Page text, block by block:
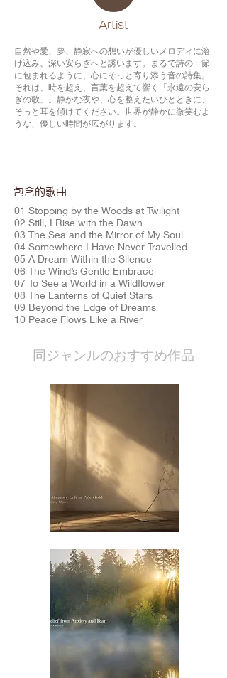
​Artist
自然や愛、夢、静寂への想いが優しいメロディに溶
け込み、深い安らぎへと誘います。まるで詩の一節
に包まれるように、心にそっと寄り添う音の詩集。
それは、時を超え、言葉を超えて響く「永遠の安ら
ぎの歌」。静かな夜や、心を整えたいひとときに、
そっと耳を傾けてください。世界が静かに微笑むよ
うな、優しい時間が広がります。
包含的歌曲
01 Stopping by the Woods at Twilight
02 Still, I Rise with the Dawn
03 The Sea and the Mirror of My Soul
04 Somewhere I Have Never Travelled
05 A Dream Within the Silence
06 The Wind’s Gentle Embrace
07 To See a World in a Wildflower
08 The Lanterns of Quiet Stars
09 Beyond the Edge of Dreams
10 Peace Flows Like a River
​同ジャンルのおすすめ作品